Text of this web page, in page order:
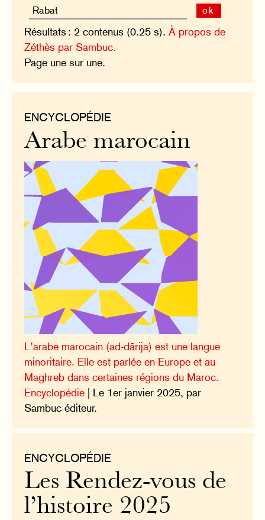
ok
Résultats : 2 contenus (0.25 s).À propos de
Zéthès par Sambuc.
Page une sur une.
ENCYCLOPÉDIE
Arabe marocain
L’arabe marocain (ad-dārija) est une langue
minoritaire. Elle est parlée en Europe et au
Maghreb dans certaines régions du Maroc.
Encyclopédie | Le 1er janvier 2025, par
Sambuc éditeur.
ENCYCLOPÉDIE
Les Rendez-vous de
l’histoire 2025